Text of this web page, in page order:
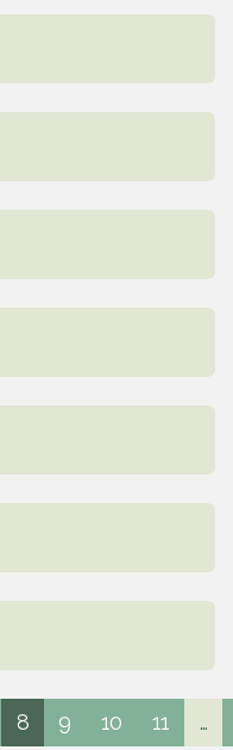
8 9 10 11 ...